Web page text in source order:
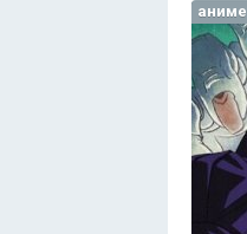
аниме